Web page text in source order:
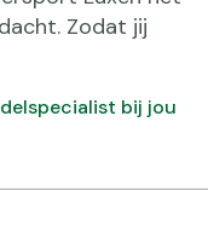
Zodat jij
bij jou